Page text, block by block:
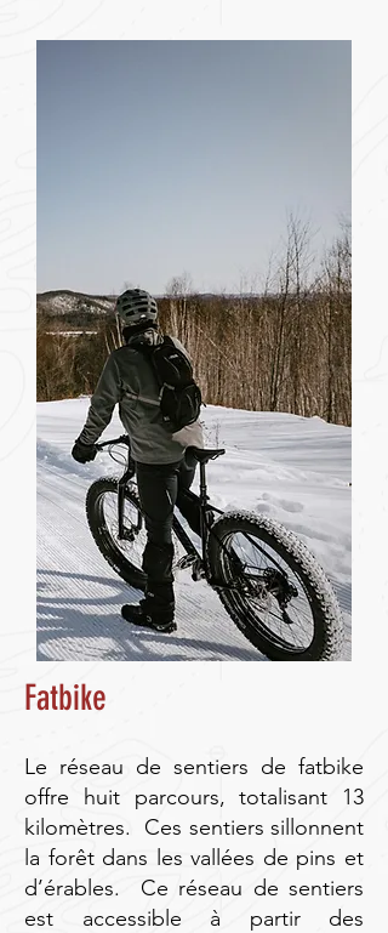
Fatbike
Le réseau de sentiers de fatbike
offre huit parcours, totalisant 13
kilomètres. Ces sentiers sillonnent
la forêt dans les vallées de pins et
d’érables. Ce réseau de sentiers
est accessible à partir des